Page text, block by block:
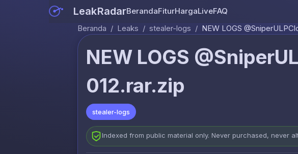
LeakRadarBerandaFiturHargaLiveFAQ
Beranda / Leaks / stealer-logs / NEW LOGS
NEW LOGS
012.rar.zip
stealer-logs
Indexed from public material only. Never purchased, never